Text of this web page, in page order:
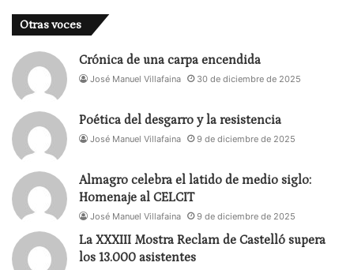
Otras voces
Crónica de una carpa encendida
José Manuel Villafaina 30 de diciembre de 2025
Poética del desgarro y la resistencia
José Manuel Villafaina 9 de diciembre de 2025
Almagro celebra el latido de medio siglo:
Homenaje al CELCIT
José Manuel Villafaina 9 de diciembre de 2025
La XXXIII Mostra Reclam de Castelló supera
los 13.000 asistentes